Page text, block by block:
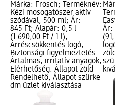
Márka: Frosch; Terméknév:
Kézi mosogatószer aktív
szódával, 500 ml; Ár:
845 Ft; Alapár: 0,5 l
(1 690,00 Ft / 1 l);
Árréscsökkentés logó;
Biztonsági figyelmeztetés:
Ártalmas, irritatív anyagok;
Elérhetőség: Állapot zöld
Rendelhető, Állapot szürke
dm üzlet kiválasztása
Ár: